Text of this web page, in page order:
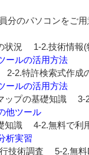
のパソコンをご用
状況 1-2.技術情報
ールの活用方法
2.特許検索式作成
ールの活用方法
ップの基礎知識 3-
他ツール
知識 4-2.無料で利
析実習
技術調査 5-2.無料